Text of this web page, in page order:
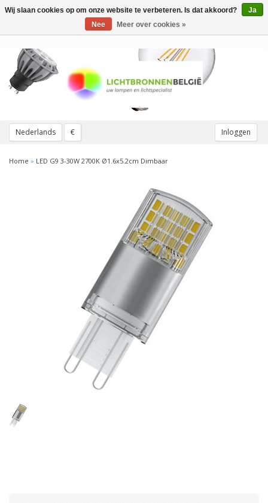
Nederlands € Inloggen
Toggle
Home » LED G9 3-30W 2700K Ø1.6x5.2cm Dimbaar
Wij slaan cookies op om onze website te verbeteren. Is dat akkoord?
Ja
Nee
Meer over cookies »